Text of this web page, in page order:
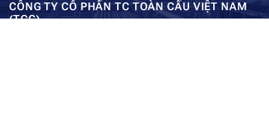
CÔNG TY CỔ PHẦN TC TOÀN CẦU VIỆT NAM
(TCG)